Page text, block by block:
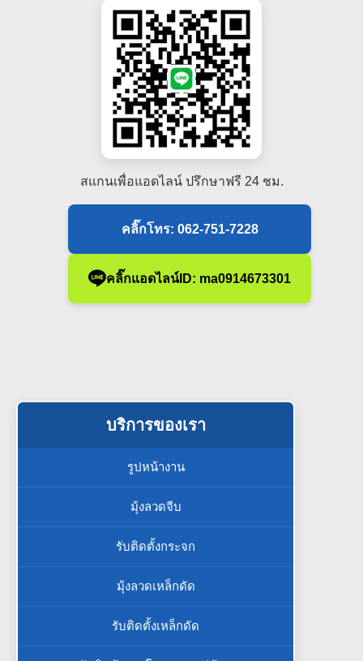
สแกนเพื่อแอดไลน์ ปรึกษาฟรี 24 ชม.
คลิ๊กโทร: 062-751-7228
คลิ๊กแอดไลน์ID: ma0914673301
บริการของเรา
รูปหน้างาน
มุ้งลวดจีบ
รับติดตั้งกระจก
มุ้งลวดเหล็กดัด
รับติดตั้งเหล็กดัด